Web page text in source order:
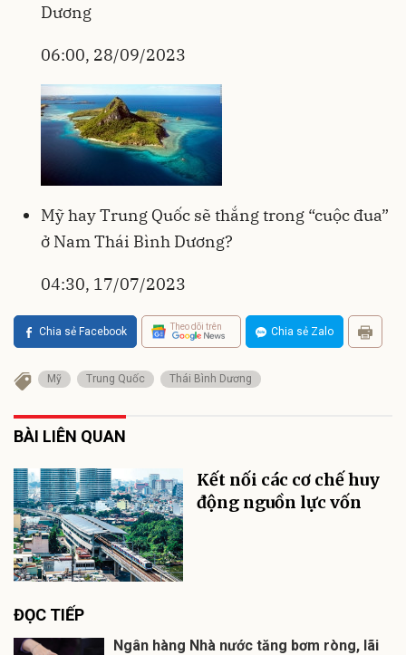
Dương
06:00, 28/09/2023
Mỹ hay Trung Quốc sẽ thắng trong “cuộc đua”
ở Nam Thái Bình Dương?
04:30, 17/07/2023
Chia sẻ Facebook Theo dõi trên Chia sẻ Zalo
Mỹ Trung Quốc Thái Bình Dương
BÀI LIÊN QUAN
Kết nối các cơ chế huy
động nguồn lực vốn
ĐỌC TIẾP
Ngân hàng Nhà nước tăng bơm ròng, lãi